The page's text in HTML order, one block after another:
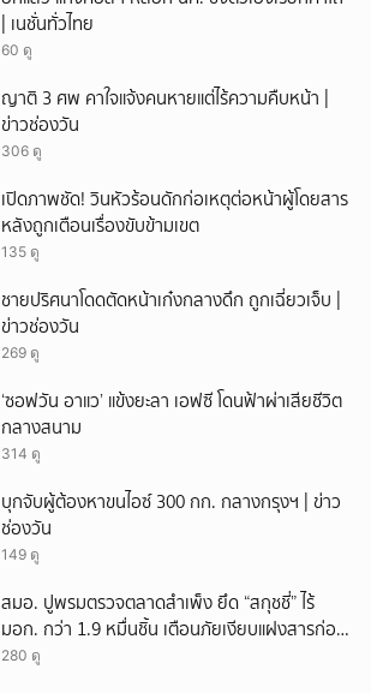
| เนชั่นทั่วไทย
60 ดู
ญาติ 3 ศพ คาใจแจ้งคนหายแต่ไร้ความคืบหน้า |
ข่าวช่องวัน
306 ดู
เปิดภาพชัด! วินหัวร้อนดักก่อเหตุต่อหน้าผู้โดยสาร
หลังถูกเตือนเรื่องขับข้ามเขต
135 ดู
ชายปริศนาโดดตัดหน้าเก๋งกลางดึก ถูกเฉี่ยวเจ็บ |
ข่าวช่องวัน
269 ดู
‘ซอฟวัน อาแว’ แข้งยะลา เอฟซี โดนฟ้าผ่าเสียชีวิต
กลางสนาม
314 ดู
บุกจับผู้ต้องหาขนไอซ์ 300 กก. กลางกรุงฯ | ข่าว
ช่องวัน
149 ดู
สมอ. ปูพรมตรวจตลาดสำเพ็ง ยึด “สกุชชี่” ไร้
มอก. กว่า 1.9 หมื่นชิ้น เตือนภัยเงียบแฝงสารก่อ
มะเร็งและโลหะหนัก
280 ดู
ยกเลิก